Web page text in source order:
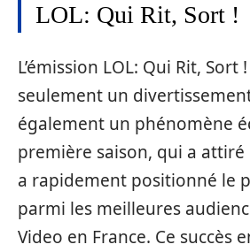
LOL: Qui Rit, Sort !
L’émission LOL: Qui Rit, Sort
seulement un
également un phénomène
première saison, qui a
a rapidement positionné le
parmi les meilleures
Video en France. Ce succès